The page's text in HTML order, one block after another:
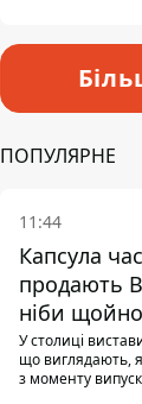
ПОПУЛЯРНЕ
11:44
Капсула
продають
ніби
конвейєра
У столиці
що виглядають,
з моменту